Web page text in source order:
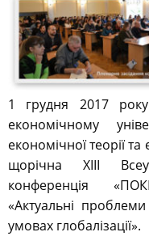
1 грудня 2017
економічному
економічної теорії
щорічна ХІІІ
конференція
«Актуальні
умовах глобалізації».